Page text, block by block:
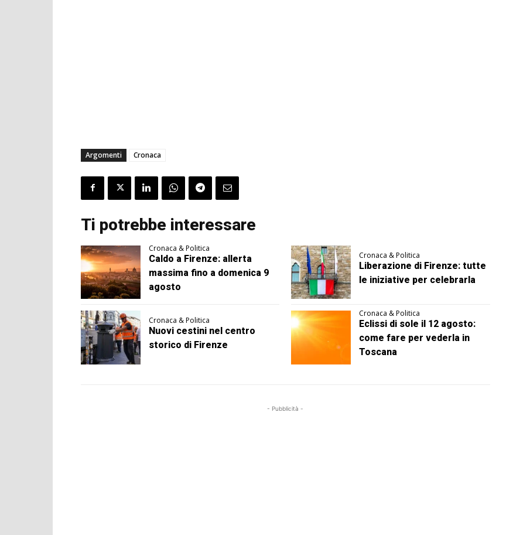
Argomenti Cronaca
Ti potrebbe interessare
Cronaca & Politica
Caldo a Firenze: allerta
massima fino a domenica 9
agosto
Cronaca & Politica
Liberazione di Firenze: tutte
le iniziative per celebrarla
Cronaca & Politica
Nuovi cestini nel centro
storico di Firenze
Cronaca & Politica
Eclissi di sole il 12 agosto:
come fare per vederla in
Toscana
- Pubblicità -